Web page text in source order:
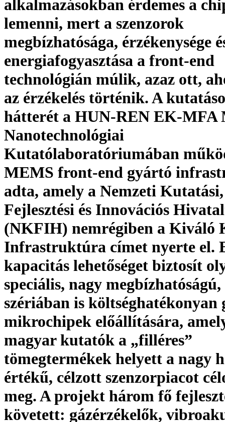
alkalmazásokban érdemes a
lemenni, mert a szenzorok
megbízhatósága, érzékenysége
energiafogyasztása a front-end
technológián múlik, azaz ott,
az érzékelés történik. A
hátterét a HUN-REN EK-MFA
Nanotechnológiai
Kutatólaboratóriumában
MEMS front-end gyártó
adta, amely a Nemzeti Kutatási,
Fejlesztési és Innovációs
(NKFIH) nemrégiben a Kiváló
Infrastruktúra címet nyerte el.
kapacitás lehetőséget biztosít
speciális, nagy
szériában is költséghatékonyan
mikrochipek előállítására,
magyar kutatók a „filléres”
tömegtermékek helyett a nagy
értékű, célzott szenzorpiacot
meg. A projekt három fő
követett: gázérzékelők,